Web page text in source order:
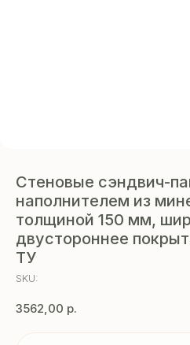
Стеновые сэндвич-
наполнителем из
толщиной 150 мм,
двустороннее
ТУ
SKU:
3562,00 р.